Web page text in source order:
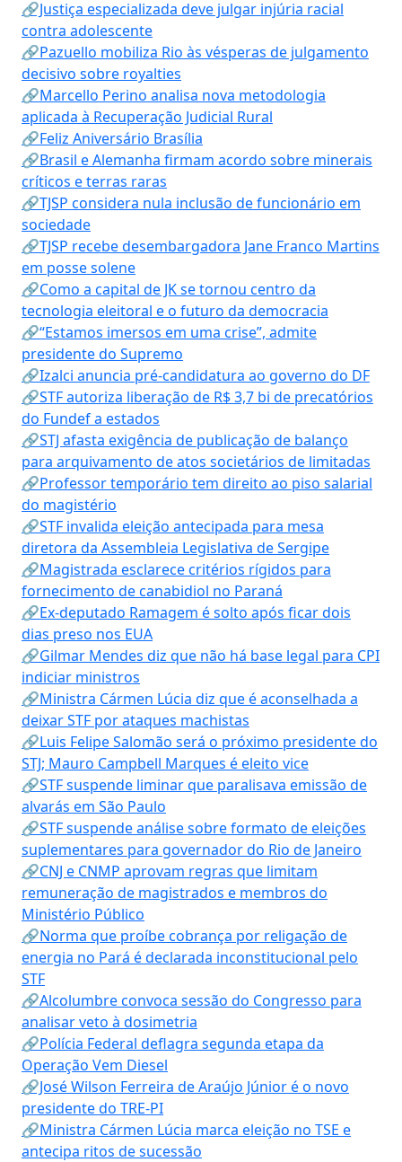
🔗Justiça especializada deve julgar injúria racial
contra adolescente
🔗Pazuello mobiliza Rio às vésperas de julgamento
decisivo sobre royalties
🔗Marcello Perino analisa nova metodologia
aplicada à Recuperação Judicial Rural
🔗Feliz Aniversário Brasília
🔗Brasil e Alemanha firmam acordo sobre minerais
críticos e terras raras
🔗TJSP considera nula inclusão de funcionário em
sociedade
🔗TJSP recebe desembargadora Jane Franco Martins
em posse solene
🔗Como a capital de JK se tornou centro da
tecnologia eleitoral e o futuro da democracia
🔗“Estamos imersos em uma crise”, admite
presidente do Supremo
🔗Izalci anuncia pré-candidatura ao governo do DF
🔗STF autoriza liberação de R$ 3,7 bi de precatórios
do Fundef a estados
🔗STJ afasta exigência de publicação de balanço
para arquivamento de atos societários de limitadas
🔗Professor temporário tem direito ao piso salarial
do magistério
🔗STF invalida eleição antecipada para mesa
diretora da Assembleia Legislativa de Sergipe
🔗Magistrada esclarece critérios rígidos para
fornecimento de canabidiol no Paraná
🔗Ex-deputado Ramagem é solto após ficar dois
dias preso nos EUA
🔗Gilmar Mendes diz que não há base legal para CPI
indiciar ministros
🔗Ministra Cármen Lúcia diz que é aconselhada a
deixar STF por ataques machistas
🔗Luis Felipe Salomão será o próximo presidente do
STJ; Mauro Campbell Marques é eleito vice
🔗STF suspende liminar que paralisava emissão de
alvarás em São Paulo
🔗STF suspende análise sobre formato de eleições
suplementares para governador do Rio de Janeiro
🔗CNJ e CNMP aprovam regras que limitam
remuneração de magistrados e membros do
Ministério Público
🔗Norma que proíbe cobrança por religação de
energia no Pará é declarada inconstitucional pelo
STF
🔗Alcolumbre convoca sessão do Congresso para
analisar veto à dosimetria
🔗Polícia Federal deflagra segunda etapa da
Operação Vem Diesel
🔗José Wilson Ferreira de Araújo Júnior é o novo
presidente do TRE-PI
🔗Ministra Cármen Lúcia marca eleição no TSE e
antecipa ritos de sucessão